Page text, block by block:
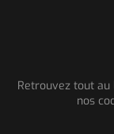
Retrouvez tout
nos